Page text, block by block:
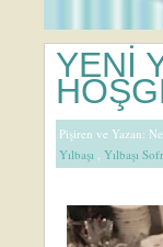
YENİ
Pişiren ve Yazan:
Yılbaşı , Yılbaşı